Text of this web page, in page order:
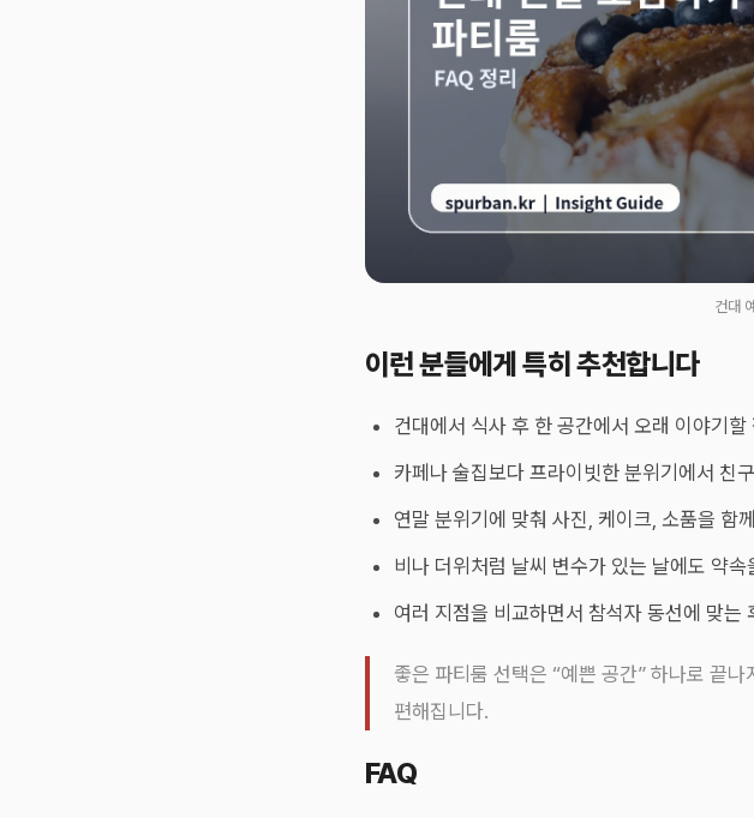
건대
이런 분들에게 특히 추천합니다
건대에서 식사 후 한 공간에서 오래 이야기할
카페나 술집보다 프라이빗한 분위기에서 친
연말 분위기에 맞춰 사진, 케이크, 소품을 함
비나 더위처럼 날씨 변수가 있는 날에도 약
여러 지점을 비교하면서 참석자 동선에 맞는
좋은 파티룸 선택은 “예쁜 공간” 하나로 끝
편해집니다.
FAQ